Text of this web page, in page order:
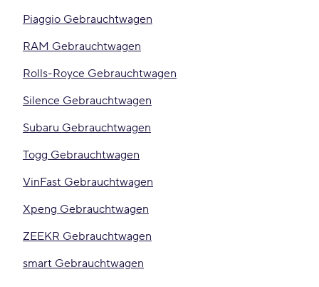
Piaggio Gebrauchtwagen
RAM Gebrauchtwagen
Rolls-Royce Gebrauchtwagen
Silence Gebrauchtwagen
Subaru Gebrauchtwagen
Togg Gebrauchtwagen
VinFast Gebrauchtwagen
Xpeng Gebrauchtwagen
ZEEKR Gebrauchtwagen
smart Gebrauchtwagen